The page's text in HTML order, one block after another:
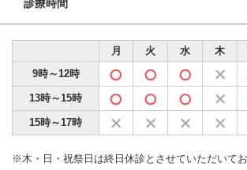
診療時間
月 火 水 木
9時～12時
13時～15時
15時～17時
※木・日・祝祭日は終日休診とさせていただいてお